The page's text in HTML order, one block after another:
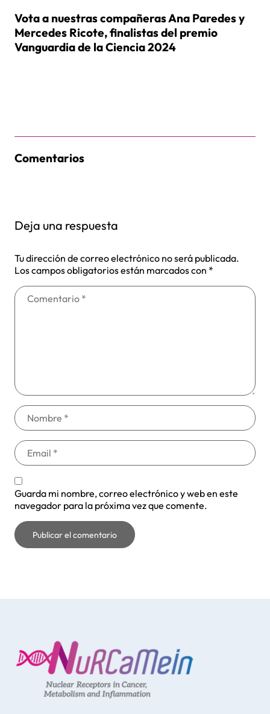
Vota a nuestras compañeras Ana Paredes y
Mercedes Ricote, finalistas del premio
Vanguardia de la Ciencia 2024
Comentarios
Deja una respuesta
Tu dirección de correo electrónico no será publicada.
Los campos obligatorios están marcados con *
Guarda mi nombre, correo electrónico y web en este
navegador para la próxima vez que comente.